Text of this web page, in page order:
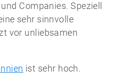
Companies. Speziell
sehr sinnvolle
vor unliebsamen
ist sehr hoch.